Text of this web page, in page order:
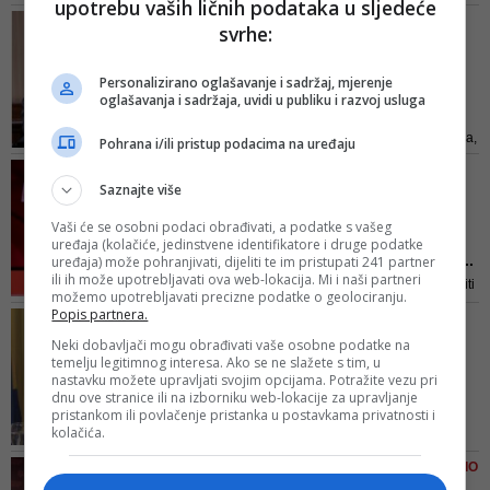
cijelom svijetu, ostati upamćena
brojnim aferama i slučajevima,
kojih je u proteklih 12 mjeseci bilo
'MUP RS UZVRAĆA UDARAC'
zbog i...
objavio ovo društvenim mrežama,
Stid me je građana, ali ne
mogu mi moralisati Rami...
Ne tražim nikakvo opravdanje niti
postoji. Ne želim tražiti ni alibi u
genocid sa svojih 13-14 godina,
rekao je Nikšić
JASMIN IMAMOVIĆ U
OTVORENOM PISMU
Treba 'spustiti loptu',
smiriti strasti, sačekati ...
predsjednika stranaka u BiH
podnio ostavku zbog greške
PREDSJEDNIK SDP-A NAJAVIO
upotrebu vaših ličnih podataka u sljedeće
svrhe:
Personalizirano oglašavanje i sadržaj, mjerenje
oglašavanja i sadržaja, uvidi u publiku i razvoj usluga
Pohrana i/ili pristup podacima na uređaju
Saznajte više
Vaši će se osobni podaci obrađivati, a podatke s vašeg
uređaja (kolačiće, jedinstvene identifikatore i druge podatke
uređaja) može pohranjivati, dijeliti te im pristupati 241 partner
ili ih može upotrebljavati ova web-lokacija. Mi i naši partneri
možemo upotrebljavati precizne podatke o geolociranju.
Popis partnera.
Neki dobavljači mogu obrađivati vaše osobne podatke na
temelju legitimnog interesa. Ako se ne slažete s tim, u
nastavku možete upravljati svojim opcijama. Potražite vezu pri
dnu ove stranice ili na izborniku web-lokacije za upravljanje
pristankom ili povlačenje pristanka u postavkama privatnosti i
kolačića.